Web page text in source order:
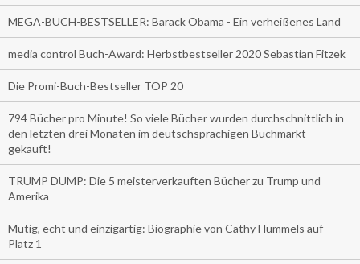
MEGA-BUCH-BESTSELLER: Barack Obama - Ein verheißenes Land
media control Buch-Award: Herbstbestseller 2020 Sebastian Fitzek
Die Promi-Buch-Bestseller TOP 20
794 Bücher pro Minute! So viele Bücher wurden durchschnittlich in
den letzten drei Monaten im deutschsprachigen Buchmarkt
gekauft!
TRUMP DUMP: Die 5 meisterverkauften Bücher zu Trump und
Amerika
Mutig, echt und einzigartig: Biographie von Cathy Hummels auf
Platz 1